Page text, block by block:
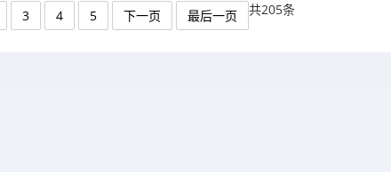
共205条
3 4 5 下一页 最后一页